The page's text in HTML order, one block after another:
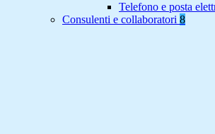
Telefono e posta
Consulenti e collaboratori 8